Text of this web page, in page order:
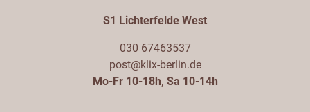
S1 Lichterfelde West
030 67463537
post@klix-berlin.de
Mo-Fr 10-18h, Sa 10-14h